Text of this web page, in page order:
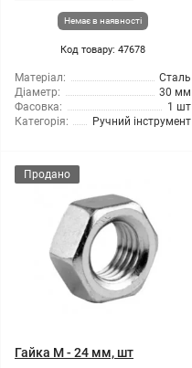
Немає в наявності
Код товару: 47678
Матеріал:
Сталь
Діаметр:
30 мм
Фасовка:
1 шт
Категорія:
Ручний інструмент
Продано
Гайка М - 24 мм, шт